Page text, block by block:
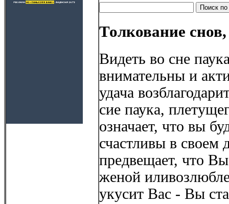
Толкование
Видеть во сне
внимательны и
удача
сие паука,
означает, что вы
счастливы в своем
предвещает, что Вы
женой
укусит Вас - Вы